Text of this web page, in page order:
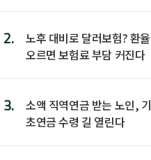
2.
노후 대비로 달러보험? 환율
오르면 보험료 부담 커진다
3.
소액 직역연금 받는 노인, 기
초연금 수령 길 열린다